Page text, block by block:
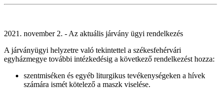
2021. november 2. - Az aktuális járvány ügyi rendelkezés
A járványügyi helyzetre való tekintettel a székesfehérvári
egyházmegye további intézkedésig a következő rendelkezést hozza:
szentmiséken és egyéb liturgikus tevékenységeken a hívek
számára ismét kötelező a maszk viselése.